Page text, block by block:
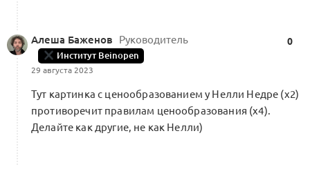
Навигатор DocKA5 (KA5.7.6)
0 комментариев
Алеша Баженов Руководитель
Институт Beinopen
29 августа 2023
0
Тут картинка с ценообразованием у Нелли Недре (х2)
противоречит правилам ценообразования (х4).
Делайте как другие, не как Нелли)